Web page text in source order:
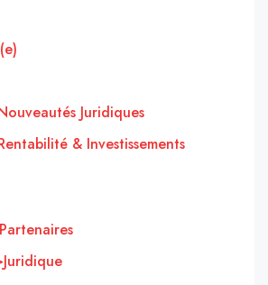
Juridiques
& Investissements